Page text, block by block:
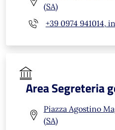
(SA)
+39 0974 941014,
Area Segreteria
Piazza Agostino
(SA)